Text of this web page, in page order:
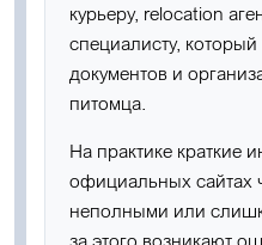
курьеру, relocation
специалисту,
документов и
питомца.
На практике краткие
официальных сайтах
неполными или
за этого возникают